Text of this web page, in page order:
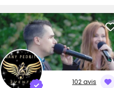
102 avis